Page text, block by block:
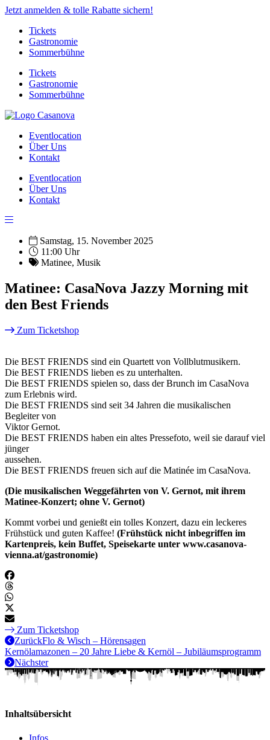
Jetzt anmelden & tolle Rabatte sichern!
Tickets
Gastronomie
Sommerbühne
Tickets
Gastronomie
Sommerbühne
Eventlocation
Über Uns
Kontakt
Eventlocation
Über Uns
Kontakt
Samstag, 15. November 2025
11:00 Uhr
Matinee, Musik
Matinee: CasaNova Jazzy Morning mit
den Best Friends
Zum Ticketshop
Die BEST FRIENDS sind ein Quartett von Vollblutmusikern.
Die BEST FRIENDS lieben es zu unterhalten.
Die BEST FRIENDS spielen so, dass der Brunch im CasaNova
zum Erlebnis wird.
Die BEST FRIENDS sind seit 34 Jahren die musikalischen
Begleiter von
Viktor Gernot.
Die BEST FRIENDS haben ein altes Pressefoto, weil sie darauf viel
jünger
aussehen.
Die BEST FRIENDS freuen sich auf die Matinée im CasaNova.
(Die musikalischen Weggefährten von V. Gernot, mit ihrem
Matinee-Konzert; ohne V. Gernot)
Kommt vorbei und genießt ein tolles Konzert, dazu ein leckeres
Frühstück und guten Kaffee! (Frühstück nicht inbegriffen im
Kartenpreis, kein Buffet, Speisekarte unter www.casanova-
vienna.at/gastronomie)
Zum Ticketshop
ZurückFlo & Wisch – Hörensagen
Kernölamazonen – 20 Jahre Liebe & Kernöl – Jubiläumsprogramm
Nächster
Inhaltsübersicht
Infos